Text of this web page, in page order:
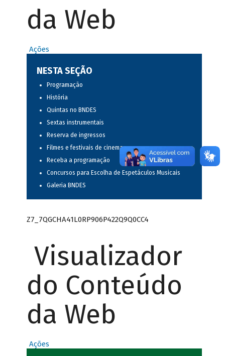
da Web
Ações
NESTA SEÇÃO
Programação
História
Quintas no BNDES
Sextas instrumentais
Reserva de ingressos
Filmes e festivais de cinema
Receba a programação
Concursos para Escolha de Espetáculos Musicais
Galeria BNDES
Z7_7QGCHA41L0RP906P422Q9Q0CC4
Visualizador
do Conteúdo
da Web
Ações